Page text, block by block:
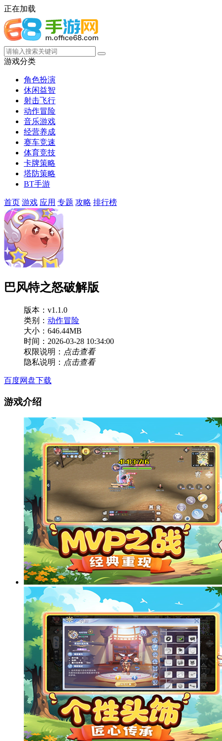
正在加载
游戏分类
角色扮演
休闲益智
射击飞行
动作冒险
音乐游戏
经营养成
赛车竞速
体育竞技
卡牌策略
塔防策略
BT手游
首页 游戏 应用 专题 攻略 排行榜
巴风特之怒破解版
版本：v1.1.0
类别： 动作冒险
大小：646.44MB
时间：2026-03-28 10:34:00
权限说明： 点击查看
隐私说明： 点击查看
百度网盘下载
游戏介绍